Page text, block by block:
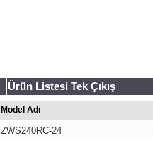
Ürün Listesi Tek Çıkış
Model Adı
ZWS240RC-24